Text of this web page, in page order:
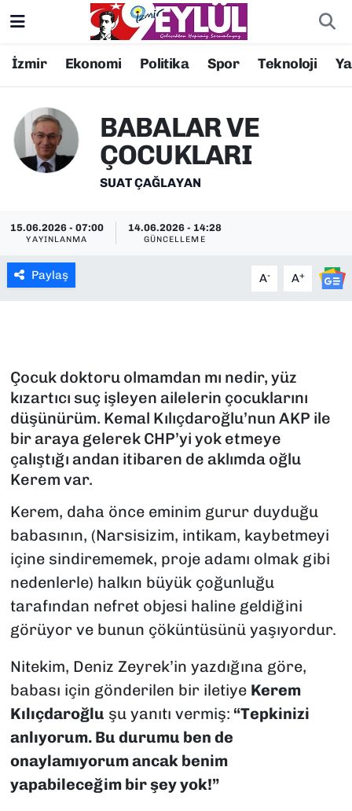
İzmir Ekonomi Politika Spor Teknoloji
BABALAR VE
ÇOCUKLARI
SUAT ÇAĞLAYAN
15.06.2026 - 07:00
YAYINLANMA
14.06.2026 - 14:28
GÜNCELLEME
Paylaş A- A+
Çocuk doktoru olmamdan mı nedir, yüz
kızartıcı suç işleyen ailelerin çocuklarını
düşünürüm. Kemal Kılıçdaroğlu’nun AKP ile
bir araya gelerek CHP’yi yok etmeye
çalıştığı andan itibaren de aklımda oğlu
Kerem var.
Kerem, daha önce eminim gurur duyduğu
babasının, (Narsisizim, intikam, kaybetmeyi
içine sindirememek, proje adamı olmak gibi
nedenlerle) halkın büyük çoğunluğu
tarafından nefret objesi haline geldiğini
görüyor ve bunun çöküntüsünü yaşıyordur.
Nitekim, Deniz Zeyrek’in yazdığına göre,
babası için gönderilen bir iletiye Kerem
Kılıçdaroğlu şu yanıtı vermiş: “Tepkinizi
anlıyorum. Bu durumu ben de
onaylamıyorum ancak benim
yapabileceğim bir şey yok!”
Resmi İlanlar
DÜNYA
EKONOMİ
KÜLTÜR SANAT
SAĞLIK
SPOR
TEKNOLOJİ
YEREL YÖNETİMLER
Konak Nöbetçi Eczaneler
Konak Trafik Yoğunluk Haritası
Süper Lig Puan Durumu ve Fikstür
Tüm Manşetler
Son Dakika Haberleri